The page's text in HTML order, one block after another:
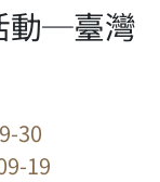
動─臺灣
30
19